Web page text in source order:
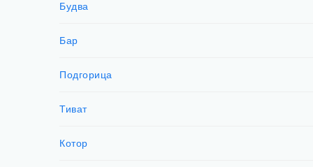
Будва
Бар
Подгорица
Тиват
Котор